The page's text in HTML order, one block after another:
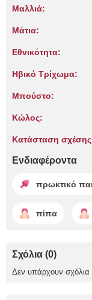
Μαλλιά:
Μάτια:
Εθνικότητα:
Ηβικό Τρίχωμα:
Μπούστο:
Κώλος:
Κατάσταση
Ενδιαφέροντα
πρωκτικό
πίπα
Σχόλια (0)
Δεν υπάρχουν σχόλια